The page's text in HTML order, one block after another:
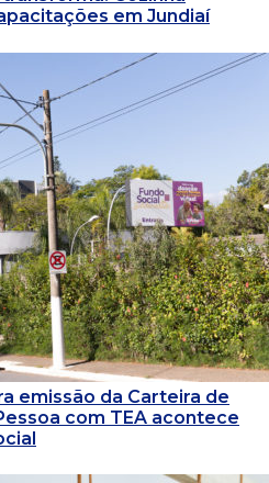
em Jundiaí
emissão da Carteira de
com TEA acontece